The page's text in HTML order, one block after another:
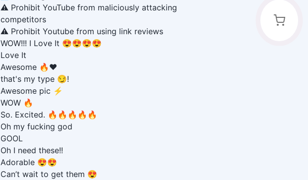
⚠️ Prohibit YouTube from maliciously attacking
competitors
⚠️ Prohibit Youtube from using link reviews
WOW!!! I Love It 😍😍😍😍
Love It
Awesome 🔥❤️
that's my type 😏!
Awesome pic ⚡ ️
WOW 🔥
So. Excited. 🔥🔥🔥🔥🔥
Oh my fucking god
GOOL
Oh I need these!!
Adorable 😍😍
Can’t wait to get them 😍